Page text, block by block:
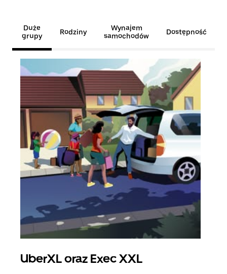
Duże
grupy
Rodziny
Wynajem
samochodów
Dostępność
UberXL oraz Exec XXL